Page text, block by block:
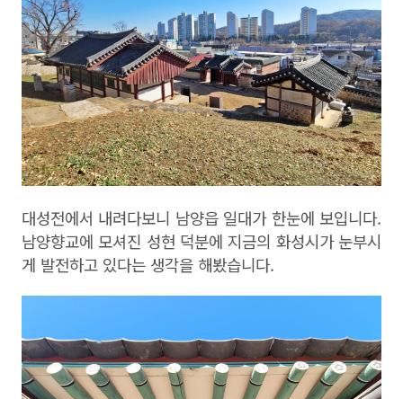
대성전에서 내려다보니 남양읍 일대가 한눈에 보입니다.
남양향교에 모셔진 성현 덕분에 지금의 화성시가 눈부시
게 발전하고 있다는 생각을 해봤습니다.